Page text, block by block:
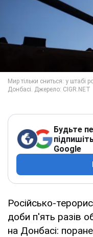
Будьте
Google
Російсько-
доби п'ять разів
на Донбасі: